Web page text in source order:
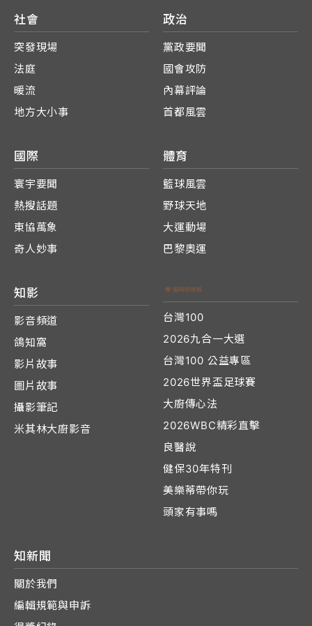
社會
突發現場
法庭
暖流
地方大小事
政治
黨政要聞
國會攻防
內幕評論
首都風雲
國際
寰宇要聞
熱搜話題
東協萬象
奇人妙事
體育
籃球風雲
野球天地
大運動場
巴黎奧運
知影
影音頻道
鴿知窩
影片故事
圖片故事
攝影筆記
米其林大廚影音
台灣100
2026九合一大選
台灣100 公益專區
2026世界盃足球賽
大廚傳心法
2026WBC精彩直擊
良醫說
健保30年特刊
美樂蒂帶你玩
頭家有事嗎
知新聞
關於我們
編輯規範與申訴